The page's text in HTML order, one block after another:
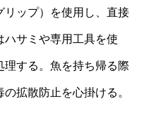
リップ）を使用し、直接
ハサミや専用工具を使
理する。魚を持ち帰る際
拡散防止を心掛ける。